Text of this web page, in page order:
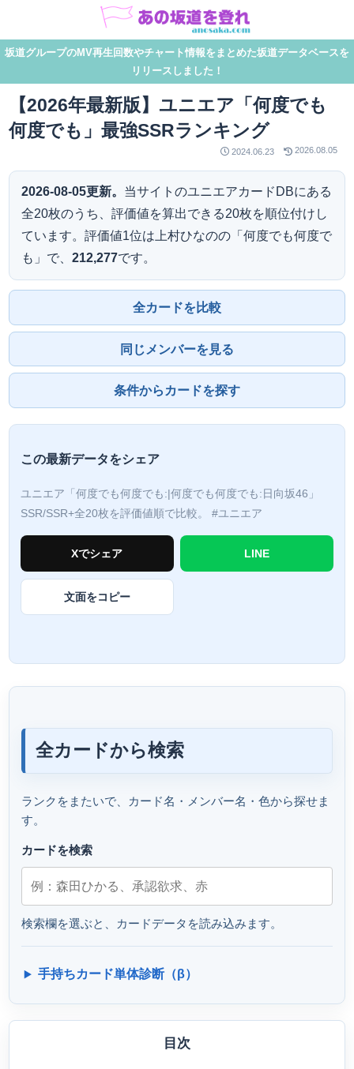
坂道グループのMV再生回数やチャート情報をまとめた坂道データベースを
リリースしました！
【2026年最新版】ユニエア「何度でも
何度でも」最強SSRランキング
2024.06.23 2026.08.05
2026-08-05更新。 当サイトのユニエアカードDBにある
全20枚のうち、評価値を算出できる20枚を順位付けし
ています。評価値1位は上村ひなのの「何度でも何度で
も」で、 212,277です。
全カードを比較
同じメンバーを見る
条件からカードを探す
この最新データをシェア
ユニエア「何度でも何度でも:|何度でも何度でも:日向坂46」
SSR/SSR+全20枚を評価値順で比較。#ユニエア
Xでシェア LINE
文面をコピー
全カードから検索
ランクをまたいで、カード名・メンバー名・色から探せま
す。
カードを検索
検索欄を選ぶと、カードデータを読み込みます。
手持ちカード単体診断（β）
目次